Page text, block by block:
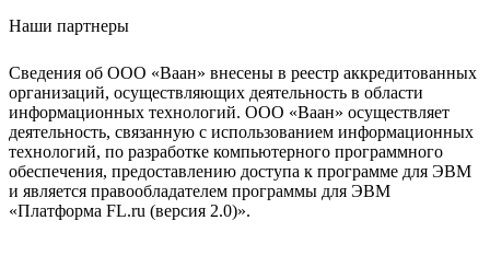
Наши партнеры
Сведения об ООО «Ваан» внесены в реестр аккредитованных
организаций, осуществляющих деятельность в области
информационных технологий. ООО «Ваан» осуществляет
деятельность, связанную с использованием информационных
технологий, по разработке компьютерного программного
обеспечения, предоставлению доступа к программе для ЭВМ
и является правообладателем программы для ЭВМ
«Платформа FL.ru (версия 2.0)».